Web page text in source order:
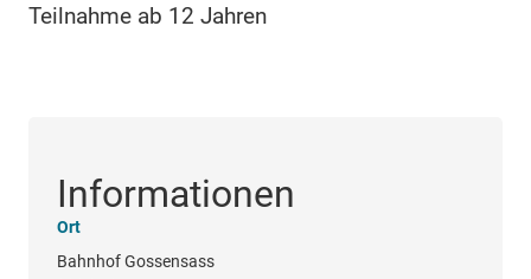
Teilnahme ab 12 Jahren
Informationen
Ort
Bahnhof Gossensass